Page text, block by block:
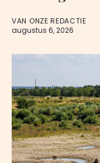
VAN ONZE REDACTIE
augustus 6, 2026